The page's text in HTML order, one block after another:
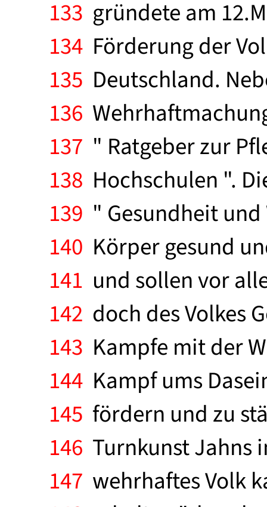
133 gründete am
134 Förderung der
135 Deutschland.
136
137 " Ratgeber zur
138 Hochschulen ".
139 " Gesundheit
140 Körper gesund
141 und sollen vor
142 doch des Volkes
143 Kampfe mit der
144 Kampf ums
145 fördern und zu
146 Turnkunst Jahns
147 wehrhaftes Volk